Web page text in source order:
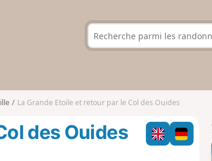
La Grande Etoile et retour par le Col des Ouides
des Ouides